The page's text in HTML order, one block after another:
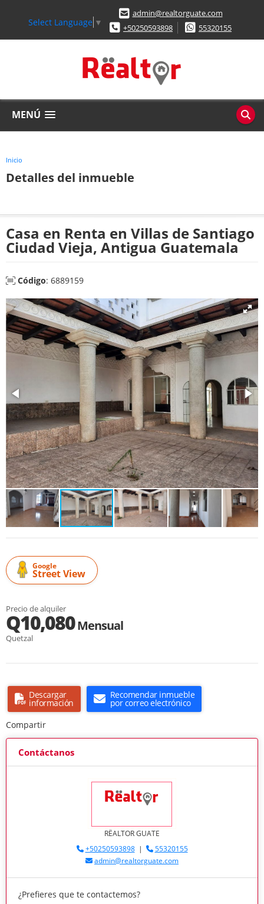
Select Language ▼
admin@realtorguate.com
+50250593898
55320155
MENÚ
Inicio
Detalles del inmueble
Casa en Renta en Villas de Santiago
Ciudad Vieja, Antigua Guatemala
Código: 6889159
Google
Street View
Precio de alquiler
Q10,080Mensual
Quetzal
Descargar
información
Recomendar inmueble
por correo electrónico
Compartir
Contáctanos
RËALTOR GUATE
+50250593898|
55320155
admin@realtorguate.com
¿Prefieres que te contactemos?